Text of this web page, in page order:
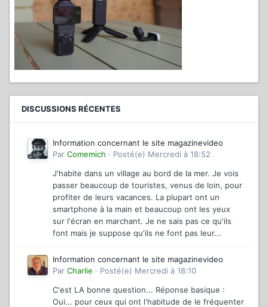
DISCUSSIONS RÉCENTES
Information concernant le site magazinevideo
Par Comemich · Posté(e) Mercredi à 18:52
J'habite dans un village au bord de la mer. Je vois
passer beaucoup de touristes, venus de loin, pour
profiter de leurs vacances. La plupart ont un
smartphone à la main et beaucoup ont les yeux
sur l'écran en marchant. Je ne sais pas ce qu'ils
font mais je suppose qu'ils ne font pas leur...
Information concernant le site magazinevideo
Par Charlie · Posté(e) Mercredi à 18:10
C'est LA bonne question... Réponse basique :
Oui... pour ceux qui ont l'habitude de le fréquenter